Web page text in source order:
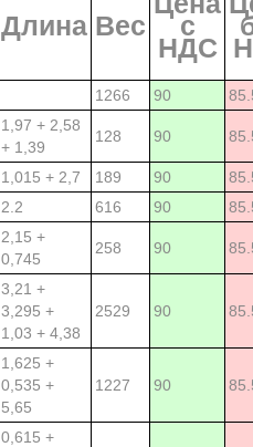
Длина Вес с
НДС
1266 90
1,97 + 2,58
+ 1,39
128 90
1,015 + 2,7 189 90
2.2 616 90
2,15 +
0,745
258 90
3,21 +
3,295 +
1,03 + 4,38
2529 90
1,625 +
0,535 +
5,65
1227 90
0,615 +